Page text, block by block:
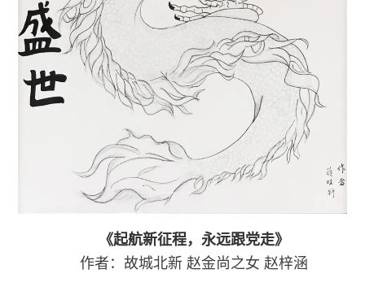
《起航新征程，永远跟党走》
作者：故城北新 赵金尚之女 赵梓涵